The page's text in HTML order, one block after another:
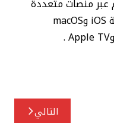
عبر منصات متعددة
والمظهر الجديد متوفر الآن لأنظمة iOS وmacOS
التالي